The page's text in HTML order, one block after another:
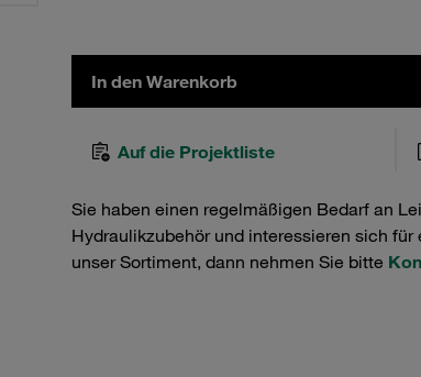
In den Warenkorb
Auf die Projektliste
Sie haben einen regelmäßigen Bedarf an
Hydraulikzubehör und interessieren sich
unser Sortiment, dann nehmen Sie bitte